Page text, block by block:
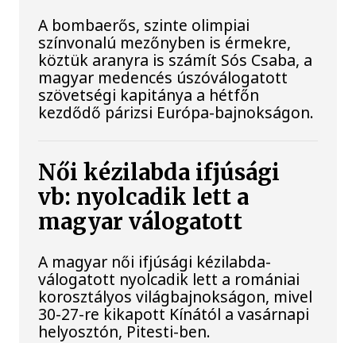
A bombaerős, szinte olimpiai
színvonalú mezőnyben is érmekre,
köztük aranyra is számít Sós Csaba, a
magyar medencés úszóválogatott
szövetségi kapitánya a hétfőn
kezdődő párizsi Európa-bajnokságon.
Női kézilabda ifjúsági
vb: nyolcadik lett a
magyar válogatott
A magyar női ifjúsági kézilabda-
válogatott nyolcadik lett a romániai
korosztályos világbajnokságon, mivel
30-27-re kikapott Kínától a vasárnapi
helyosztón, Pitesti-ben.